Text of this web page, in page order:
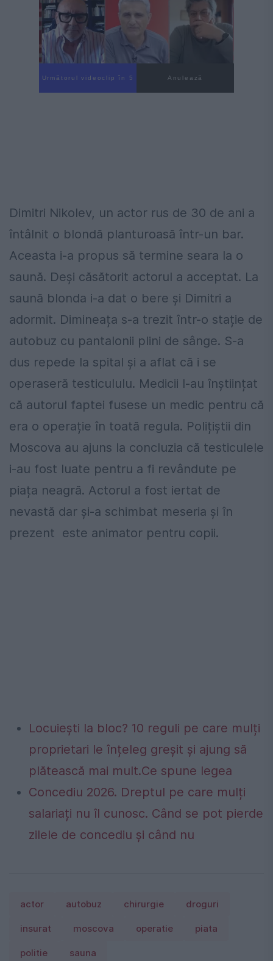
Următorul videoclip în 4 Anulează
Dimitri Nikolev, un actor rus de 30 de ani a
întâlnit o blondă planturoasă într-un bar.
Aceasta i-a propus să termine seara la o
saună. Deși căsătorit actorul a acceptat. La
saună blonda i-a dat o bere și Dimitri a
adormit. Dimineața s-a trezit într-o stație de
autobuz cu pantalonii plini de sânge. S-a
dus repede la spital și a aflat că i se
operaseră testicululu. Medicii l-au înștiințat
că autorul faptei fusese un medic pentru că
era o operație în toată regula. Polițiștii din
Moscova au ajuns la concluzia că testiculele
i-au fost luate pentru a fi revândute pe
piața neagră. Actorul a fost iertat de
nevastă dar și-a schimbat meseria și în
prezent este animator pentru copii.
Locuiești la bloc? 10 reguli pe care mulți
proprietari le înțeleg greșit și ajung să
plătească mai mult.Ce spune legea
Concediu 2026. Dreptul pe care mulți
salariați nu îl cunosc. Când se pot pierde
zilele de concediu și când nu
actor autobuz chirurgie droguri
insurat moscova operatie piata
politie sauna